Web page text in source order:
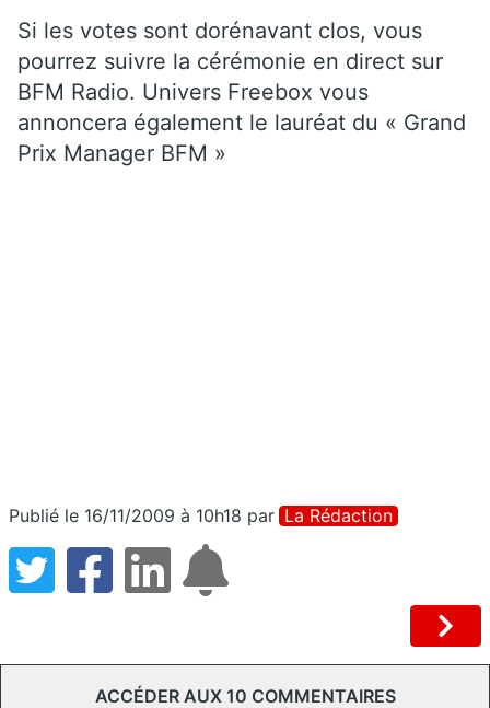
Si les votes sont dorénavant clos, vous
pourrez suivre la cérémonie en direct sur
BFM Radio. Univers Freebox vous
annoncera également le lauréat du « Grand
Prix Manager BFM »
Publié le 16/11/2009 à 10h18 par La Rédaction
ACCÉDER AUX 10 COMMENTAIRES